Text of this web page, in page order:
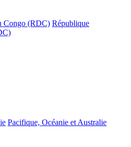
Congo (RDC) République
Pacifique, Océanie et Australie